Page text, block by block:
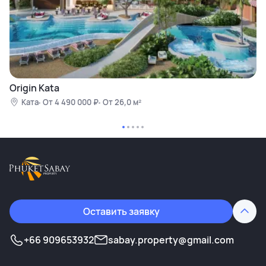
Origin Kata
Ката От 4 490 000 ₽ От 26,0 м²
Оставить заявку
+66 909653932 sabay.property@gmail.com